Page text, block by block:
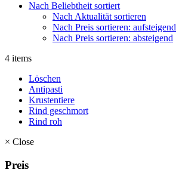
Nach Beliebtheit sortiert
Nach Aktualität sortieren
Nach Preis sortieren: aufsteigend
Nach Preis sortieren: absteigend
4 items
Löschen
Antipasti
Krustentiere
Rind geschmort
Rind roh
× Close
Preis